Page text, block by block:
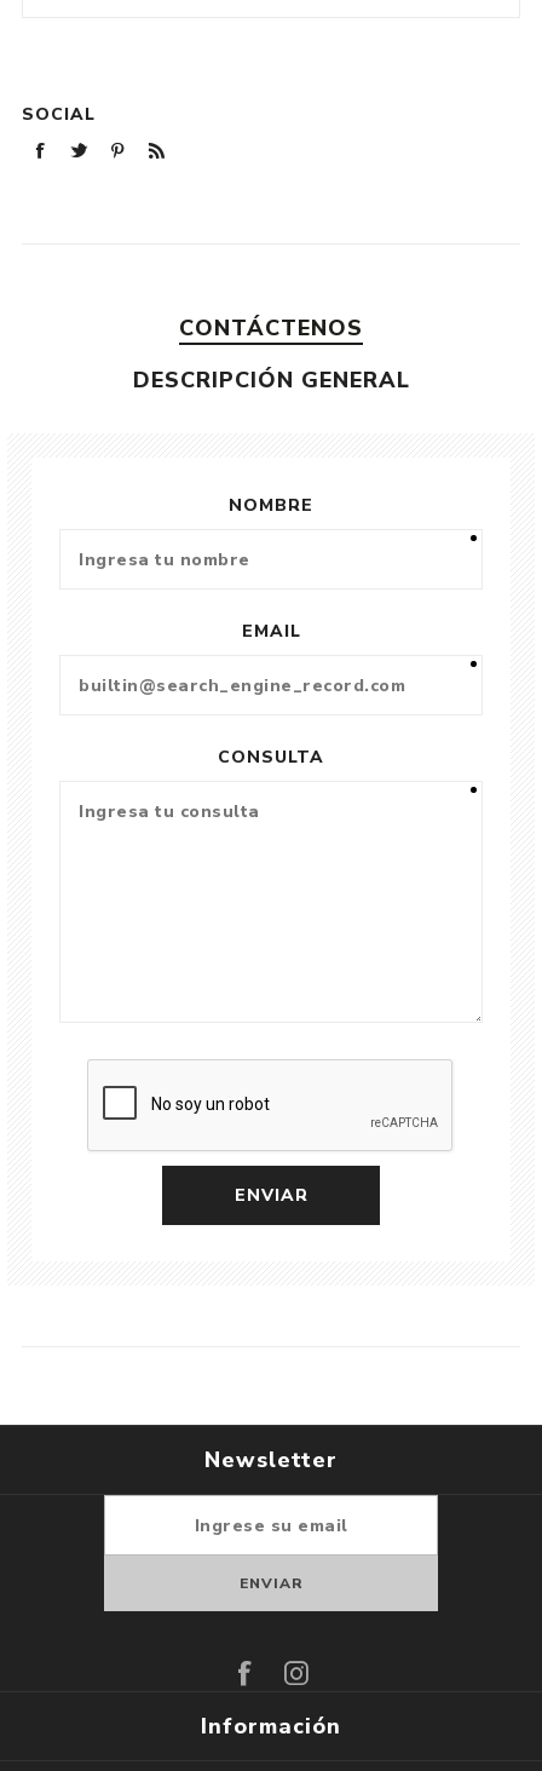
SOCIAL
CONTÁCTENOS
DESCRIPCIÓN GENERAL
NOMBRE
EMAIL
CONSULTA
Newsletter
Información